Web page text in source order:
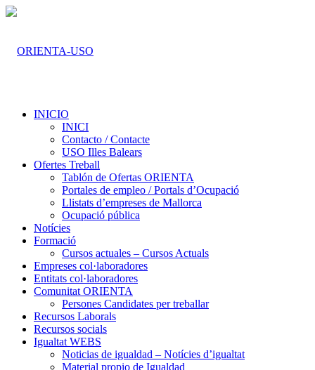
INICIO
INICI
Contacto / Contacte
USO Illes Balears
Ofertes Treball
Tablón de Ofertas ORIENTA
Portales de empleo / Portals d’Ocupació
Llistats d’empreses de Mallorca
Ocupació pública
Notícies
Formació
Cursos actuales – Cursos Actuals
Empreses col·laboradores
Entitats col·laboradores
Comunitat ORIENTA
Persones Candidates per treballar
Recursos Laborals
Recursos socials
Igualtat WEBS
Noticias de igualdad – Notícies d’igualtat
Material propio de Igualdad